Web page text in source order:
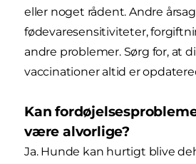
eller noget rådent. Andre
fødevaresensitiviteter,
andre problemer. Sørg for, at
vaccinationer altid er
Kan
være alvorlige?
Ja. Hunde kan hurtigt blive